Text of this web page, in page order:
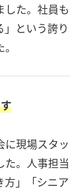
した。社員も
」という誇り
に現場スタッ
た。人事担当
方」「シニア